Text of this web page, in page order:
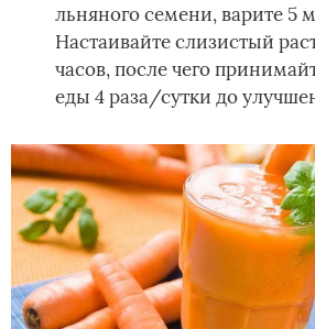
льняного семени, варите 5
Настаивайте слизистый
часов, после чего
еды 4 раза/сутки до